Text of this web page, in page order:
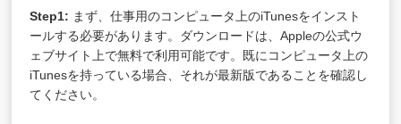
Step1: まず、仕事用のコンピュータ上のiTunesをインスト
ールする必要があります。ダウンロードは、Appleの公式ウ
ェブサイト上で無料で利用可能です。既にコンピュータ上の
iTunesを持っている場合、それが最新版であることを確認し
てください。